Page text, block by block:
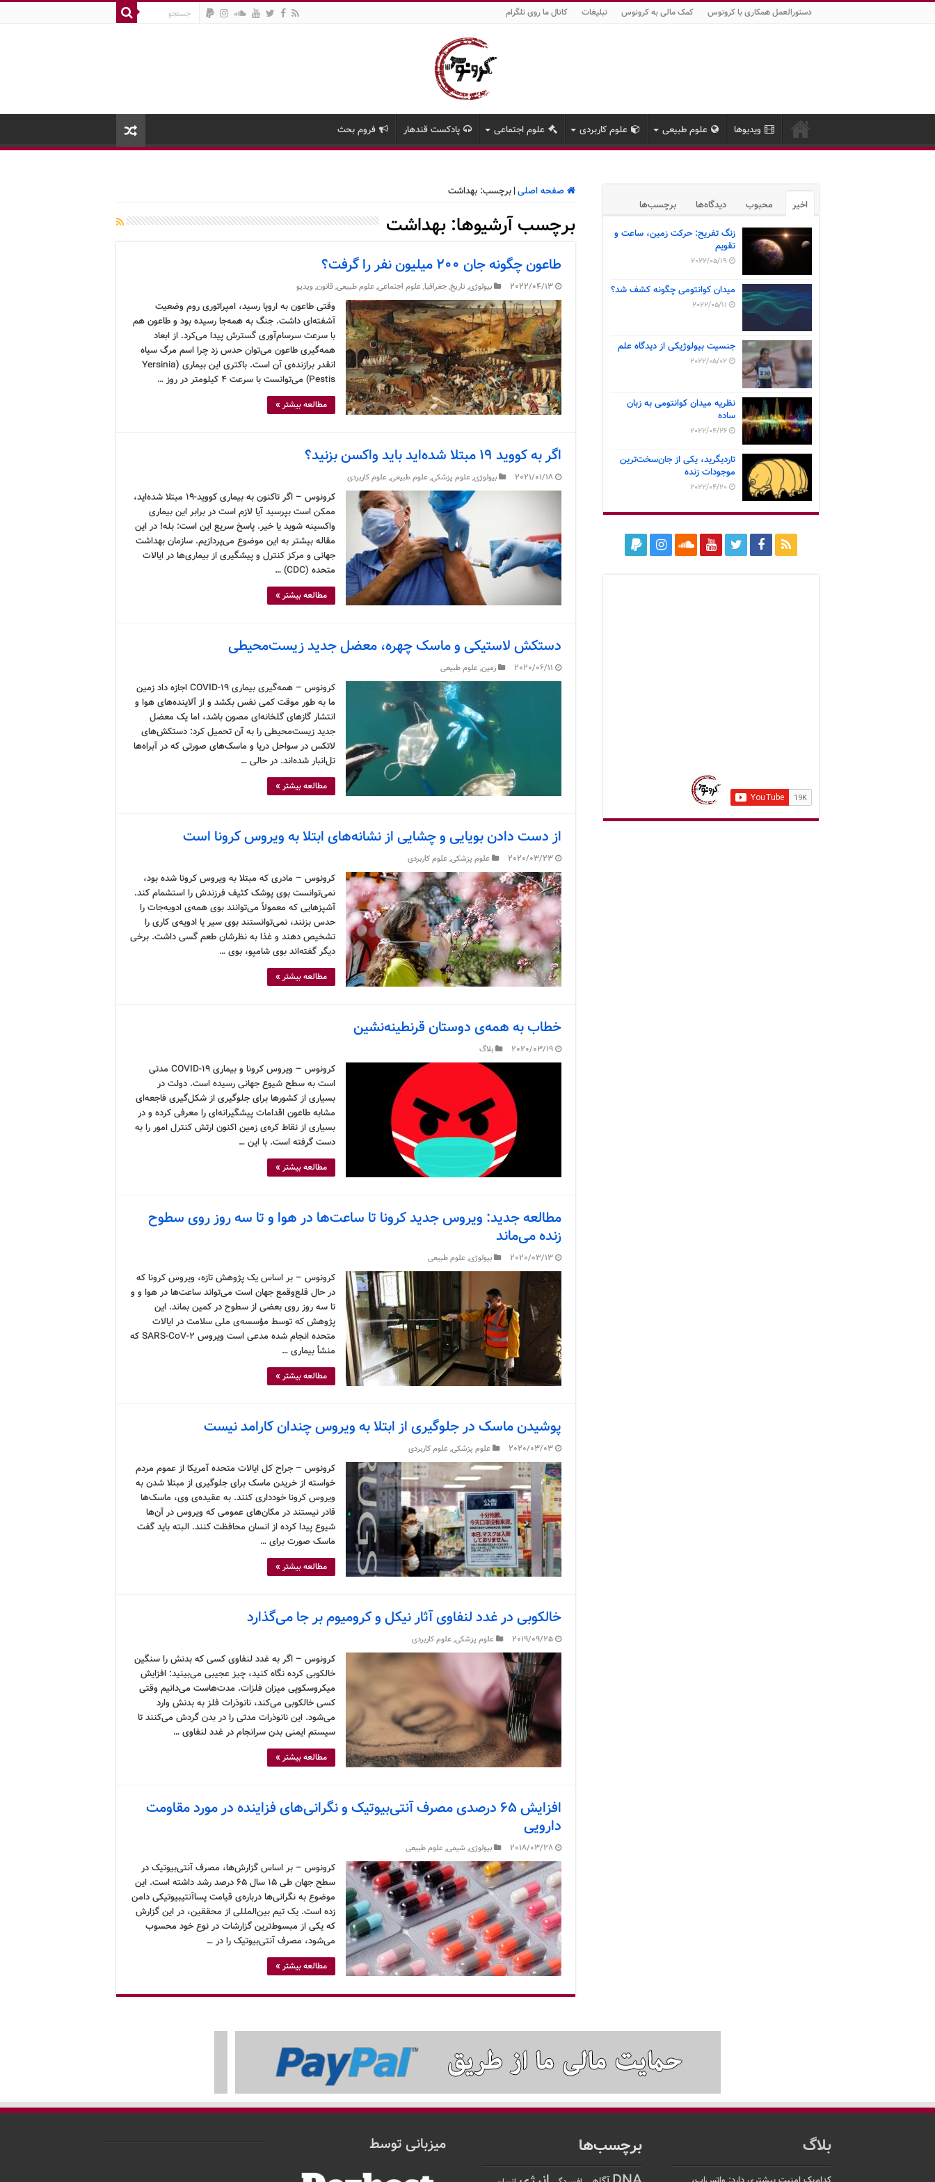
دستورالعمل همکاری با کرونوس کمک مالی به کرونوس تبلیغات کانال ما روی تلگرام
ویدیوها علوم طبیعی علوم کاربردی علوم اجتماعی پادکست قندهار فروم بحث
صفحه اصلی| برچسب: بهداشت
برچسب آرشیوها: بهداشت
طاعون چگونه جان ۲۰۰ میلیون نفر را گرفت؟
2022/04/13 بیولوژی, تاریخ,جغرافیا,علوم اجتماعی,علوم طبیعی,قانون,ویدیو
وقتی طاعون به اروپا رسید، امپراتوری روم وضعیت
آشفته‌ای داشت. جنگ به همه‌جا رسیده بود و طاعون هم
با سرعت سرسام‌آوری گسترش پیدا می‌کرد. از ابعاد
همه‌گیری طاعون می‌توان حدس زد چرا اسم مرگ سیاه
انقدر برازنده‌ی آن است. باکتری این بیماری (Yersinia
Pestis) می‌توانست با سرعت ۴ کیلومتر در روز …
مطالعه بیشتر »
اگر به کووید ۱۹ مبتلا شده‌اید باید واکسن بزنید؟
2021/01/18 بیولوژی,علوم پزشکی,علوم طبیعی,علوم کاربردی
کرونوس – اگر تاکنون به بیماری کووید-۱۹ مبتلا شده‌اید،
ممکن است بپرسید آیا لازم است در برابر این بیماری
واکسینه شوید یا خیر. پاسخ سریع این است: بله! در این
مقاله بیشتر به این موضوع می‌پردازیم. سازمان بهداشت
جهانی و مرکز کنترل و پیشگیری از بیماری‌ها در ایالات
متحده (CDC) …
مطالعه بیشتر »
دستکش لاستیکی و ماسک چهره، معضل جدید زیست‌محیطی
2020/06/11 زمین,علوم طبیعی
کرونوس – همه‌گیری بیماری COVID-19 اجازه داد زمین
ما به طور موقت کمی نفس بکشد و از آلاینده‌های هوا و
انتشار گازهای گلخانه‌ای مصون باشد، اما یک معضل
جدید زیست‌محیطی را به آن تحمیل کرد: دستکش‌های
لاتکس در سواحل دریا و ماسک‌های صورتی که در آبراه‌ها
تل‌انبار شده‌اند. در حالی …
مطالعه بیشتر »
از دست دادن بویایی و چشایی از نشانه‌های ابتلا به ویروس کرونا است
2020/03/23 علوم پزشکی,علوم کاربردی
کرونوس – مادری که مبتلا به ویروس کرونا شده بود،
نمی‌توانست بوی پوشک کثیف فرزندش را استشمام کند.
آشپزهایی که معمولاً می‌توانند بوی همه‌ی ادویه‌جات را
حدس بزنند، نمی‌توانستند بوی سیر یا ادویه‌ی کاری را
تشخیص دهند و غذا به نظرشان طعم گسی داشت. برخی
دیگر گفته‌اند بوی شامپو، بوی …
مطالعه بیشتر »
خطاب به همه‌ی دوستان قرنطینه‌نشین
2020/03/19 بلاگ
کرونوس – ویروس کرونا و بیماری COVID-19 مدتی
است به سطح شیوع جهانی رسیده است. دولت در
بسیاری از کشورها برای جلوگیری از شکل‌گیری فاجعه‌ای
مشابه طاعون اقدامات پیشگیرانه‌ای را معرفی کرده و در
بسیاری از نقاط کره‌ی زمین اکنون ارتش کنترل امور را به
دست گرفته است. با این …
مطالعه بیشتر »
مطالعه جدید: ویروس جدید کرونا تا ساعت‌ها در هوا و تا سه روز روی سطوح
زنده می‌ماند
2020/03/13 بیولوژی,علوم طبیعی
کرونوس – بر اساس یک پژوهش تازه، ویروس کرونا که
در حال قلع‌وقمع جهان است می‌تواند ساعت‌ها در هوا و و
تا سه روز روی بعضی از سطوح در کمین بماند. این
پژوهش که توسط مؤسسه‌ی ملی سلامت در ایالات
متحده انجام شده مدعی است ویروس SARS-CoV-2 که
منشأ بیماری …
مطالعه بیشتر »
پوشیدن ماسک در جلوگیری از ابتلا به ویروس چندان کارامد نیست
2020/03/03 علوم پزشکی,علوم کاربردی
کرونوس – جراح کل ایالات متحده آمریکا از عموم مردم
خواسته از خریدن ماسک برای جلوگیری از مبتلا شدن به
ویروس کرونا خودداری کنند. به عقیده‌ی وی، ماسک‌ها
قادر نیستند در مکان‌های عمومی که ویروس در آن‌ها
شیوع پیدا کرده از انسان محافظت کنند. البته باید گفت
ماسک صورت برای …
مطالعه بیشتر »
خالکوبی در غدد لنفاوی آثار نیکل و کرومیوم بر جا می‌گذارد
2019/09/25 علوم پزشکی,علوم کاربردی
کرونوس – اگر به غدد لنفاوی کسی که بدنش را سنگین
خالکوبی کرده نگاه کنید، چیز عجیبی می‌بینید: افزایش
میکروسکوپی میزان فلزات. مدت‌هاست می‌دانیم وقتی
کسی خالکوبی می‌کند، نانوذرات فلز به بدنش وارد
می‌شود. این نانوذرات مدتی را در بدن گردش می‌کنند تا
سیستم ایمنی بدن سرانجام در غدد لنفاوی …
مطالعه بیشتر »
افزایش ۶۵ درصدی مصرف آنتی‌بیوتیک و نگرانی‌های فزاینده در مورد مقاومت
دارویی
2018/03/28 بیولوژی, شیمی,علوم طبیعی
کرونوس – بر اساس گزارش‌ها، مصرف آنتی‌بیوتیک در
سطح جهان طی ۱۵ سال ۶۵ درصد رشد داشته است. این
موضوع به نگرانی‌ها درباره‌ی قیامت پساآنتیبیوتیکی دامن
زده است. یک تیم بین‌المللی از محققین، در این گزارش
که یکی از مبسوط‌ترین گزارشات در نوع خود محسوب
می‌شود، مصرف آنتی‌بیوتیک را در …
مطالعه بیشتر »
اخیر محبوب دیدگاه‌ها برچسب‌ها
زنگ تفریح: حرکت زمین، ساعت و
تقویم
2022/05/19
میدان کوانتومی چگونه کشف شد؟
2022/05/11
جنسیت بیولوژیکی از دیدگاه علم
2022/05/02
نظریه میدان کوانتومی به زبان
ساده
2022/04/26
تاردیگرید، یکی از جان‌سخت‌ترین
موجودات زنده
2022/04/20
بلاگ برچسب‌ها میزبانی توسط